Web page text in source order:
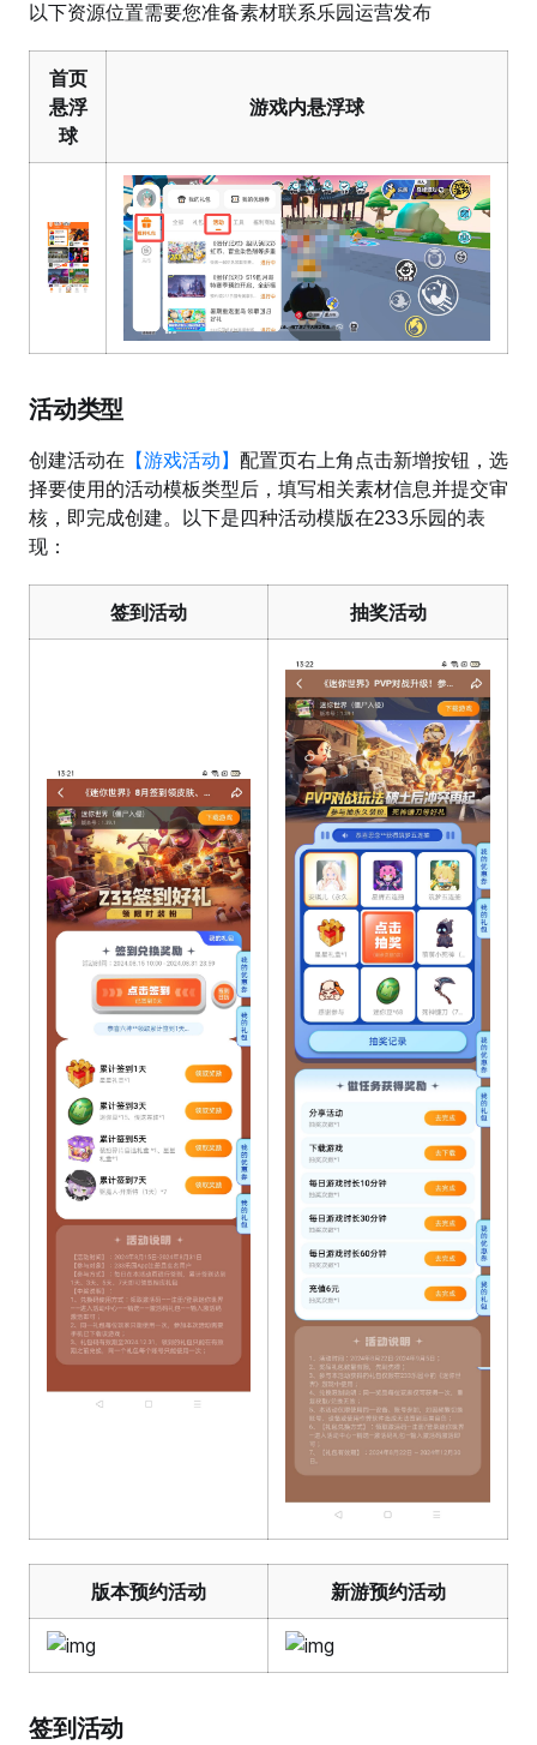
以下资源位置需要您准备素材联系乐园运营发布
首页
悬浮
球
游戏内悬浮球
活动类型
创建活动在 【游戏活动】 配置页右上角点击新增按钮，选
择要使用的活动模板类型后，填写相关素材信息并提交审
核，即完成创建。以下是四种活动模版在233乐园的表
现：
签到活动 抽奖活动
版本预约活动 新游预约活动
签到活动